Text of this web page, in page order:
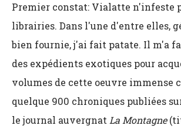
Premier constat: Vialatte n'infeste
librairies. Dans l'une d'entre elles,
bien fournie, j'ai fait patate. Il m'a
des expédients exotiques pour
volumes de cette oeuvre immense
quelque 900 chroniques publiées
le journal auvergnat La Montagne